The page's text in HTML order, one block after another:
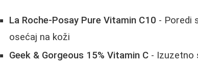
La Roche-Posay Pure Vitamin C10 - Poredi
osećaj na koži
Geek & Gorgeous 15% Vitamin C - Izuzetno